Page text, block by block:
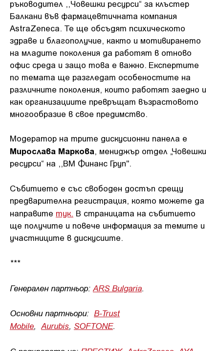
ръководител ,,Човешки ресурси“ за клъстер
Балкани във фармацевтичната компания
AstraZeneca. Те ще обсъдят психическото
здраве и благополучие, както и мотивирането
на младите поколения да работят в отново
офис среда и защо това е важно. Експертите
по темата ще разгледат особеностите на
различните поколения, които работят заедно и
как организациите превръщат възрастовото
многообразие в свое предимство.
Модератор на трите дискусионни панела е
Мирослава Маркова, мениджър отдел „Човешки
ресурси“ на ,,ВМ Финанс Груп".
Събитието е със свободен достъп срещу
предварителна регистрация, която можете да
направите тук. В страницата на събитието
ще получите и повече информация за темите и
участниците в дискусиите.
***
Генерален партньор: ARS Bulgaria
Основни партньори: B-Trust
Mobile
Aurubis SOFTONE.